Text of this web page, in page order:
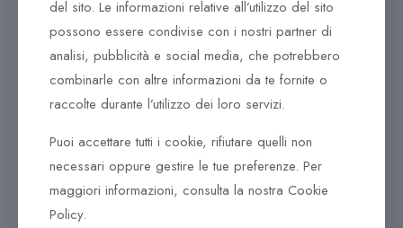
Collezione New Essentials
Una reinvenzione delle basi
Gli elementi essenziali incarnano la mancanza di
sforzo. I cerchi di base senza tempo, le borchie o gli
orecchini a catena con linee lisce sono perfette per
l’abbigliamento quotidiano, ma possono anche
funzionare in occasioni speciali impilandoli. Mini
zirconia bianca e un altro piccolo perno d’argento oro.
del sito. Le informazioni relative all’utilizzo del sito
possono essere condivise con i nostri partner di
analisi, pubblicità e social media, che potrebbero
combinarle con altre informazioni da te fornite o
raccolte durante l’utilizzo dei loro servizi.
Puoi accettare tutti i cookie, rifiutare quelli non
necessari oppure gestire le tue preferenze. Per
maggiori informazioni, consulta la nostra Cookie
Policy.